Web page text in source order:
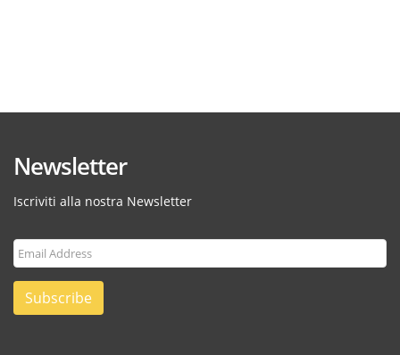
Newsletter
Iscriviti alla nostra Newsletter
Subscribe